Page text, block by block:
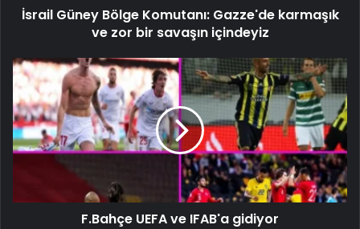
İsrail Güney Bölge Komutanı: Gazze'de karmaşık
ve zor bir savaşın içindeyiz
F.Bahçe UEFA ve IFAB'a gidiyor